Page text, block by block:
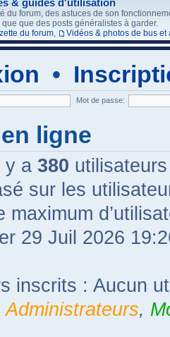
& guides d'utilisation
du forum, des astuces de son
que des posts généralistes à garder.
du forum, Vidéos & photos de bus et
•
Mot de passe:
ligne
y a 380
sur les
maximum
29 Juil 2026
inscrits : Aucun
Administrateurs,